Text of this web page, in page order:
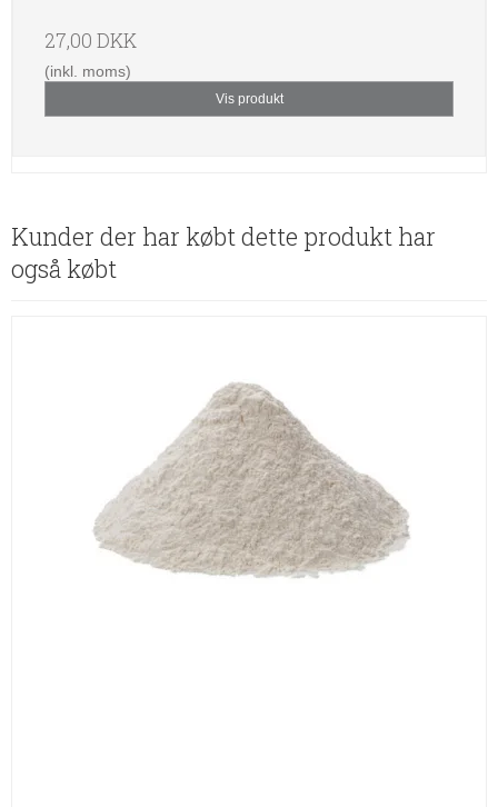
27,00 DKK
(inkl. moms)
Vis produkt
Kunder der har købt dette produkt har
også købt